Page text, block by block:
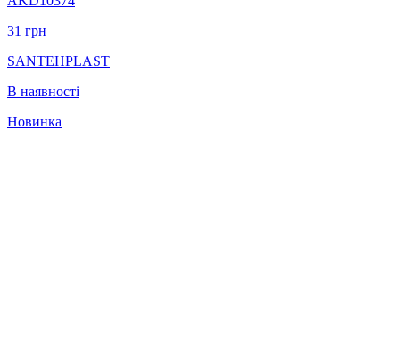
31 грн
SANTEHPLAST
В наявності
Новинка